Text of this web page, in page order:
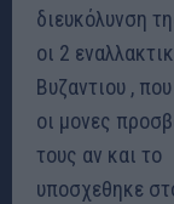
διευκόλυνση
οι 2
Βυζαντιου ,
οι μονες
τους αν και το
υποσχεθηκε